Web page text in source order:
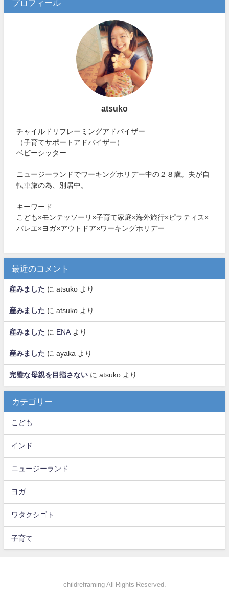
プロフィール
atsuko
チャイルドリフレーミングアドバイザー
（子育てサポートアドバイザー）
ベビーシッター
ニュージーランドでワーキングホリデー中の２８歳。夫が自
転車旅の為、別居中。
キーワード
こども×モンテッソーリ×子育て家庭×海外旅行×ピラティス×
バレエ×ヨガ×アウトドア×ワーキングホリデー
最近のコメント
産みました に atsuko より
産みました に atsuko より
産みました に ENA より
産みました に ayaka より
完璧な母親を目指さない に atsuko より
カテゴリー
こども
インド
ニュージーランド
ヨガ
ワタクシゴト
子育て
childreframing All Rights Reserved.